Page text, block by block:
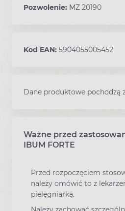
Pozwolenie: MZ 20190
Kod EAN: 5904055005452
Dane produktowe pochodzą
Ważne przed
Ostrzeżenia dotyczące
IBUM FORTE
Przed rozpoczęciem
należy omówić to z
pielęgniarką.